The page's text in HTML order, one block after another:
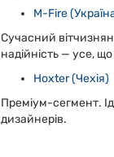
M-Fire
Сучасний
надійність — усе,
Hoxter (Чехія)
Преміум-сегмент.
дизайнерів.